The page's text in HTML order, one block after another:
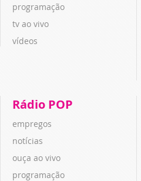
programação
tv ao vivo
vídeos
Rádio POP
empregos
notícias
ouça ao vivo
programação